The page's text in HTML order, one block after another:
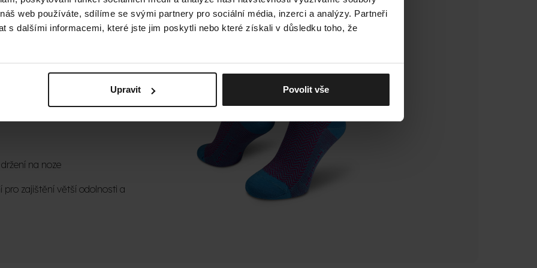
web používáte, sdílíme se svými partnery pro sociální média, inzerci a analýzy. Partneři
s dalšími informacemi, které jste jim poskytli nebo které získali v důsledku toho, že
Upravit Povolit vše
od prémiového produktu čekáte
je nosíte do města nebo na
na noze
pro zajištění větší odolnosti a